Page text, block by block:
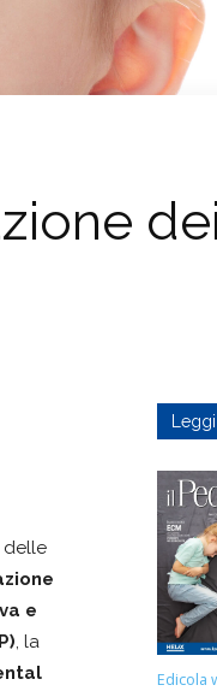
delle
e
, la
Edicola